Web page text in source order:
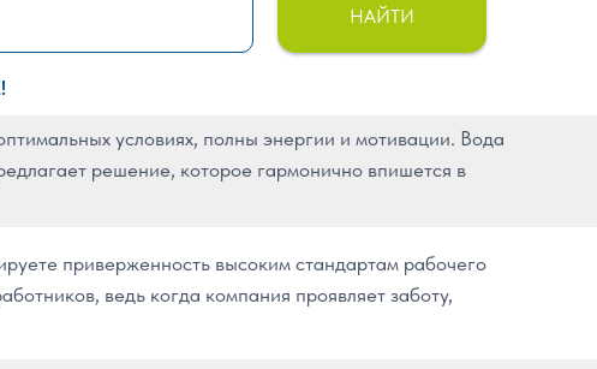
НАЙТИ
условиях, полны энергии и мотивации. Вода
решение, которое гармонично впишется в
приверженность высоким стандартам рабочего
ведь когда компания проявляет заботу,